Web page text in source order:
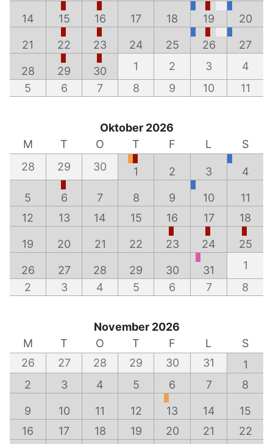
14 15 16 17 18 19 20
21 22 23 24 25 26 27
28 29 30 1 2 3
4
5
6 7 8 9 10 11
Oktober 2026
M
T O T F L
S
28
29 30 1 2 3 4
5 6 7 8 9 10
11
12
13 14 15 16 17 18
19 20 21 22 23 24 25
26 27 28 29 30 31
1
2
3 4 5 6 7 8
November 2026
M
T O T F L
S
26
27 28 29 30 31
1
2
3 4 5 6 7 8
9 10 11 12 13 14
15
16
17 18 19 20 21
22